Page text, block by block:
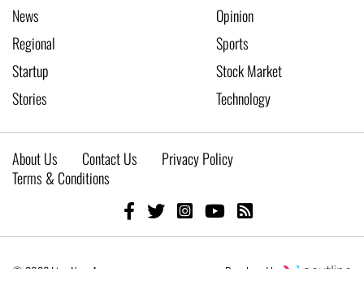
News
Opinion
Regional
Sports
Startup
Stock Market
Stories
Technology
About Us Contact Us
Privacy Policy
Terms & Conditions
© 2026 Live New Age Developed by